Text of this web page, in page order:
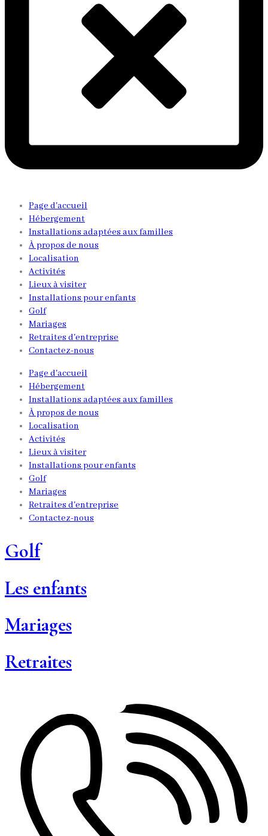
Page d'accueil
Hébergement
Installations adaptées aux familles
À propos de nous
Localisation
Activités
Lieux à visiter
Installations pour enfants
Golf
Mariages
Retraites d'entreprise
Contactez-nous
Page d'accueil
Hébergement
Installations adaptées aux familles
À propos de nous
Localisation
Activités
Lieux à visiter
Installations pour enfants
Golf
Mariages
Retraites d'entreprise
Contactez-nous
Golf
Les enfants
Mariages
Retraites